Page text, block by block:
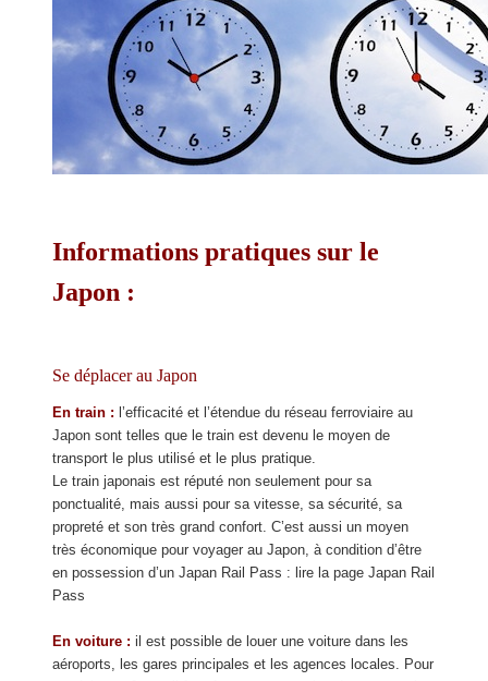
Informations pratiques sur le
Japon :
Se déplacer au Japon
En train : l’efficacité et l’étendue du réseau ferroviaire au
Japon sont telles que le train est devenu le moyen de
transport le plus utilisé et le plus pratique.
Le train japonais est réputé non seulement pour sa
ponctualité, mais aussi pour sa vitesse, sa sécurité, sa
propreté et son très grand confort. C’est aussi un moyen
très économique pour voyager au Japon, à condition d’être
en possession d’un Japan Rail Pass : lire la page Japan Rail
Pass
En voiture : il est possible de louer une voiture dans les
aéroports, les gares principales et les agences locales. Pour